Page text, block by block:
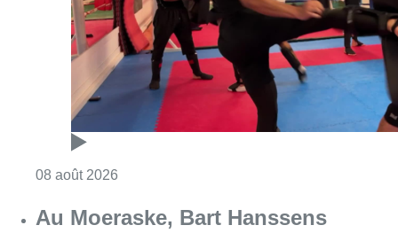
08 août 2026
Au Moeraske, Bart Hanssens